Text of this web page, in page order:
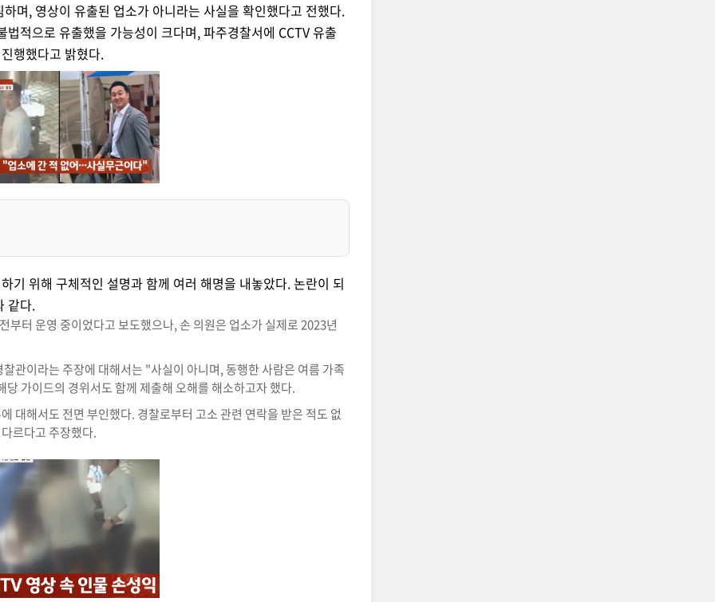
며, 영상이 유출된 업소가 아니라는 사실을 확인했다고 전했다.
적으로 유출했을 가능성이 크다며, 파주경찰서에 CCTV 유출
행했다고 밝혔다.
기 위해 구체적인 설명과 함께 여러 해명을 내놓았다. 논란이 되
같다.
부터 운영 중이었다고 보도했으나, 손 의원은 업소가 실제로 2023년
관이라는 주장에 대해서는 "사실이 아니며, 동행한 사람은 여름 가족
가이드의 경위서도 함께 제출해 오해를 해소하고자 했다.
대해서도 전면 부인했다. 경찰로부터 고소 관련 연락을 받은 적도 없
르다고 주장했다.